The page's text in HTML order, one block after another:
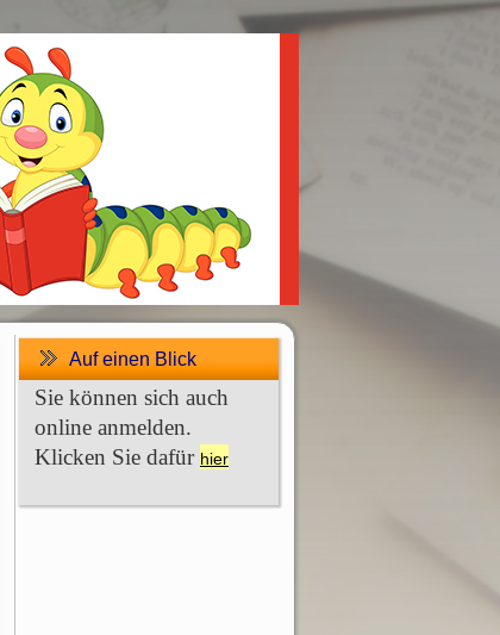
Auf einen Blick
Sie können sich auch
online anmelden.
Klicken Sie dafür hier